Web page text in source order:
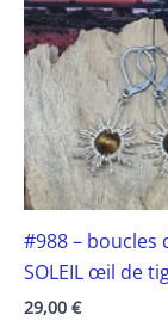
#988 – boucles
SOLEIL œil de
29,00 €